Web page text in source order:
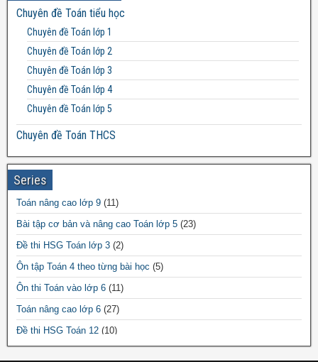
Đề thi Toán lớp 10
Đề thi Toán lớp 11
Đề thi Toán lớp 12
Chuyên đề Toán tiểu học
Chuyên đề Toán lớp 1
Chuyên đề Toán lớp 2
Chuyên đề Toán lớp 3
Chuyên đề Toán lớp 4
Chuyên đề Toán lớp 5
Chuyên đề Toán THCS
Bất đẳng thức THCS
Chuyên đề Toán lớp 6
Chuyên đề Toán lớp 7
Chuyên đề Toán lớp 8
Chuyên đề Toán lớp 9
Chuyên đề Toán THPT
Chuyên đề Toán lớp 10
Chuyên đề Toán lớp 11
Chuyên đề Toán lớp 12
Series
Toán nâng cao lớp 9 (11)
Bài tập cơ bản và nâng cao Toán lớp 5 (23)
Đề thi HSG Toán lớp 3 (2)
Ôn tập Toán 4 theo từng bài học (5)
Ôn thi Toán vào lớp 6 (11)
Toán nâng cao lớp 6 (27)
Đề thi HSG Toán 12 (10)